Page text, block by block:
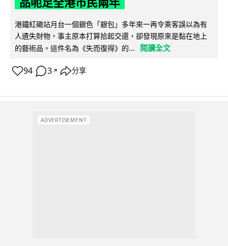
品呃足全港市民兩年
港鐵紅磡站月台一個銀色「銀包」多年來一再令乘客誤以為有
人遺失財物，事主原本打算拾起交還，卻發現原來是黏在地上
的藝術品。這件名為《失而復得》的...
閱讀全文
94 3 ↗ 分享
ADVERTISEMENT